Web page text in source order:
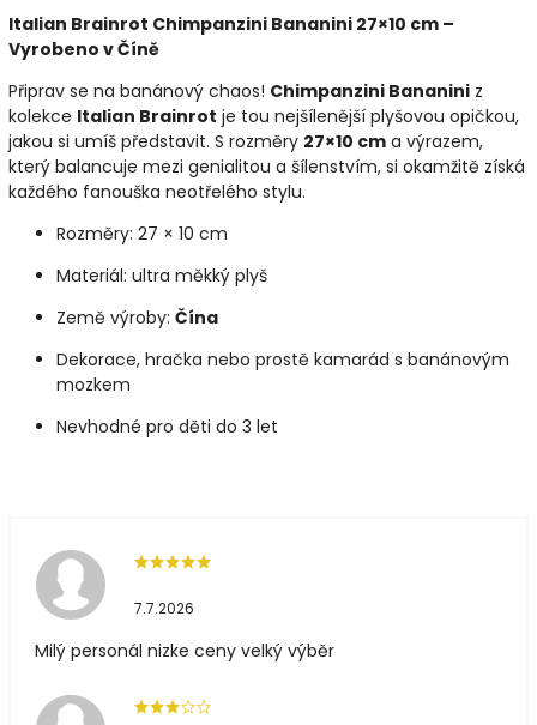
Italian Brainrot Chimpanzini Bananini 27×10 cm –
Vyrobeno v Číně
Připrav se na banánový chaos! Chimpanzini Bananini z
kolekce Italian Brainrot je tou nejšílenější plyšovou opičkou,
jakou si umíš představit. S rozměry 27×10 cm a výrazem,
který balancuje mezi genialitou a šílenstvím, si okamžitě získá
každého fanouška neotřelého stylu.
Rozměry: 27 × 10 cm
Materiál: ultra měkký plyš
Země výroby: Čína
Dekorace, hračka nebo prostě kamarád s banánovým
mozkem
Nevhodné pro děti do 3 let
7.7.2026
Milý personál nizke ceny velký výběr